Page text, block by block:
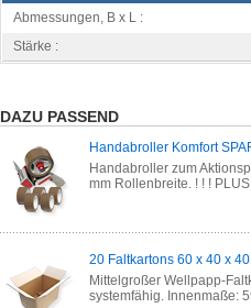
Abmessungen, B x L :
Stärke :
DAZU PASSEND
Handabroller Komfort
Handabroller zum
mm Rollenbreite. ! ! !
20 Faltkartons 60 x 40 x
Mittelgroßer Wellpapp-
systemfähig. Innenmaße: